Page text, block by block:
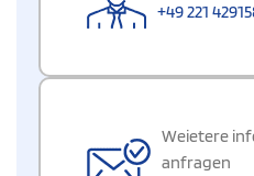
+49 221
Weietere
anfragen